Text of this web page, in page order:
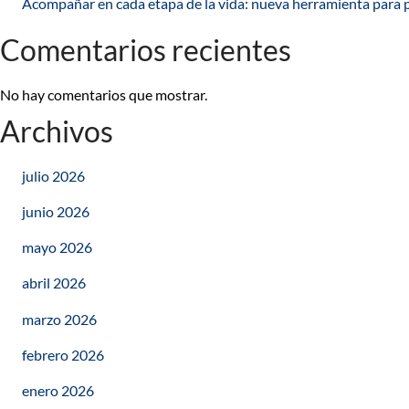
Comentarios recientes
No hay comentarios que mostrar.
Archivos
julio 2026
junio 2026
mayo 2026
abril 2026
marzo 2026
febrero 2026
enero 2026